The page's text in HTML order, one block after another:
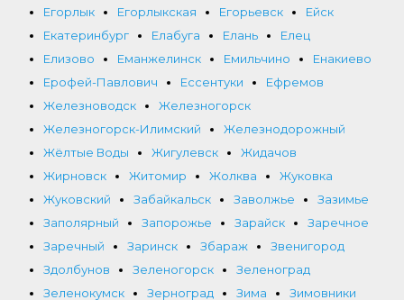
Егорлык
Егорлыкская Егорьевск
Ейск
Екатеринбург
Елабуга Елань
Елец
Елизово
Еманжелинск Емильчино
Енакиево
Ерофей-Павлович
Ессентуки
Ефремов
Железноводск
Железногорск
Железногорск-Илимский
Железнодорожный
Жёлтые Воды
Жигулевск
Жидачов
Жирновск
Житомир Жолква
Жуковка
Жуковский
Забайкальск Заволжье
Зазимье
Заполярный
Запорожье Зарайск
Заречное
Заречный
Заринск Збараж
Звенигород
Здолбунов
Зеленогорск
Зеленоград
Зеленокумск
Зерноград Зима Зимовники